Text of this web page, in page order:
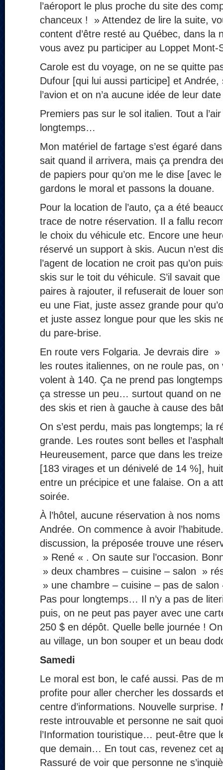
l’aéroport le plus proche du site des
chanceux ! » Attendez de lire la suite,
content d’être resté au Québec, dans la
vous avez pu participer au Loppet Mont-
Carole est du voyage, on ne se quitte
Dufour [qui lui aussi participe] et
l’avion et on n’a aucune idée de leur
Premiers pas sur le sol italien. Tout a
longtemps…
Mon matériel de fartage s’est égaré
sait quand il arrivera, mais ça prendra
de papiers pour qu’on me le dise [avec
gardons le moral et passons la douane.
Pour la location de l’auto, ça a été
trace de notre réservation. Il a fallu
le choix du véhicule etc. Encore une
réservé un support à skis. Aucun n’est
l’agent de location ne croit pas qu’on
skis sur le toit du véhicule. S’il savait
paires à rajouter, il refuserait de louer
eu une Fiat, juste assez grande pour
et juste assez longue pour que les skis
du pare-brise.
En route vers Folgaria. Je devrais dire
les routes italiennes, on ne roule pas,
volent à 140. Ça ne prend pas
ça stresse un peu… surtout quand on
des skis et rien à gauche à cause des
On s’est perdu, mais pas longtemps; la
grande. Les routes sont belles et
Heureusement, parce que dans les
[183 virages et un dénivelé de 14 %],
entre un précipice et une falaise. On a
soirée.
À l’hôtel, aucune réservation à nos
Andrée. On commence à avoir
discussion, la préposée trouve une
» René « . On saute sur l’occasion.
» deux chambres – cuisine – salon »
» une chambre – cuisine – pas de
Pas pour longtemps… Il n’y a pas de
puis, on ne peut pas payer avec une
250 $ en dépôt. Quelle belle journée !
au village, un bon souper et un beau
Samedi
Le moral est bon, le café aussi. Pas de
profite pour aller chercher les dossards
centre d’informations. Nouvelle
reste introuvable et personne ne sait
l’Information touristique… peut-être
que demain… En tout cas, revenez cet
Rassuré de voir que personne ne